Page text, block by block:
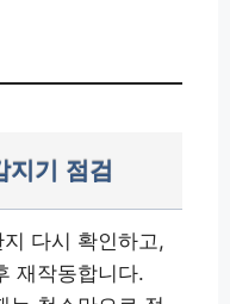
지기 점검
다시 확인하고,
재작동합니다.